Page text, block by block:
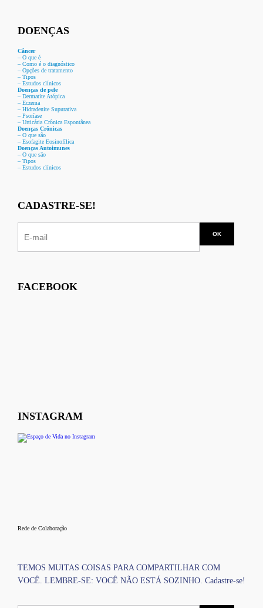
DOENÇAS
Câncer
– O que é
– Como é o diagnóstico
– Opções de tratamento
– Tipos
– Estudos clínicos
Doenças de pele
– Dermatite Atópica
– Eczema
– Hidradenite Supurativa
– Psoríase
– Urticária Crônica Espontânea
Doenças Crônicas
– O que são
– Esofagite Eosinofílica
Doenças Autoimunes
– O que são
– Tipos
– Estudos clínicos
CADASTRE-SE!
FACEBOOK
INSTAGRAM
Rede de Colaboração
TEMOS MUITAS COISAS PARA COMPARTILHAR COM
VOCÊ. LEMBRE-SE: VOCÊ NÃO ESTÁ SOZINHO. Cadastre-se!